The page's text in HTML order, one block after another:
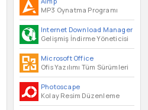
MP3 Oynatma Programı
Internet Download Manager
Gelişmiş İndirme Yöneticisi
Microsoft Office
Ofis Yazılımı Tüm Sürümleri
Photoscape
Kolay Resim Düzenleme